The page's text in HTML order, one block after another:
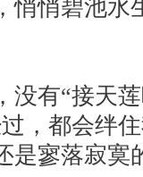
悄碧池水
有“接天莲
，都会绊
是寥落寂寞